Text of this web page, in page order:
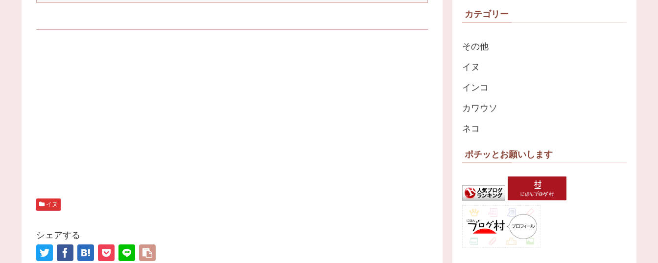
イヌ
シェアする
カテゴリー
その他
イヌ
インコ
カワウソ
ネコ
ポチッとお願いします